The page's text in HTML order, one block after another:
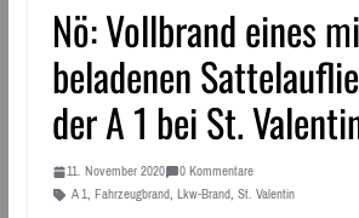
Nö: Vollbrand eines
beladenen
der A 1 bei St.
11. November 2020
0 Kommentare
A 1, Fahrzeugbrand, Lkw-Brand, St. Valentin